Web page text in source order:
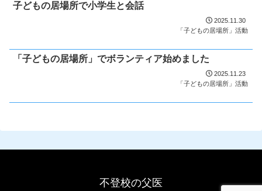
子どもの居場所で小学生と会話
2025.11.30
「子どもの居場所」活動
「子どもの居場所」でボランティア始めました
2025.11.23
「子どもの居場所」活動
不登校の父医